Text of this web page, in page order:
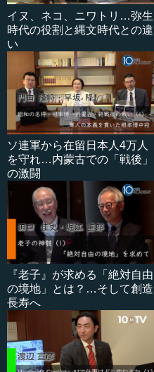
イヌ、ネコ、ニワトリ…弥生
時代の役割と縄文時代との違
い
ソ連軍から在留日本人4万人
を守れ…内蒙古での「戦後」
の激闘
『老子』が求める「絶対自由
の境地」とは？…そして創造
長寿へ